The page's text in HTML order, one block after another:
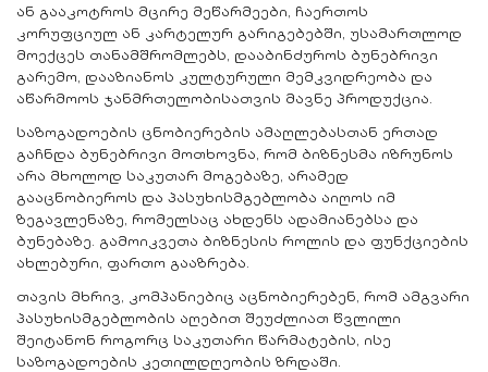
ან გააკოტროს მცირე მეწარმეები, ჩაერთოს
კორუფციულ ან კარტელურ გარიგებებში, უსამართლოდ
მოექცეს თანამშრომლებს, დააბინძუროს ბუნებრივი
გარემო, დააზიანოს კულტურული მემკვიდრეობა და
აწარმოოს ჯანმრთელობისათვის მავნე პროდუქცია.
საზოგადოების ცნობიერების ამაღლებასთან ერთად
გაჩნდა ბუნებრივი მოთხოვნა, რომ ბიზნესმა იზრუნოს
არა მხოლოდ საკუთარ მოგებაზე, არამედ
გააცნობიეროს და პასუხისმგებლობა აიღოს იმ
ზეგავლენაზე, რომელსაც ახდენს ადამიანებსა და
ბუნებაზე. გამოიკვეთა ბიზნესის როლის და ფუნქციების
ახლებური, ფართო გააზრება.
თავის მხრივ, კომპანიებიც აცნობიერებენ, რომ ამგვარი
პასუხისმგებლობის აღებით შეუძლიათ წვლილი
შეიტანონ როგორც საკუთარი წარმატების, ისე
საზოგადოების კეთილდღეობის ზრდაში.